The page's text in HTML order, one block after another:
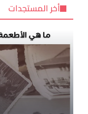
أخر المستجدات